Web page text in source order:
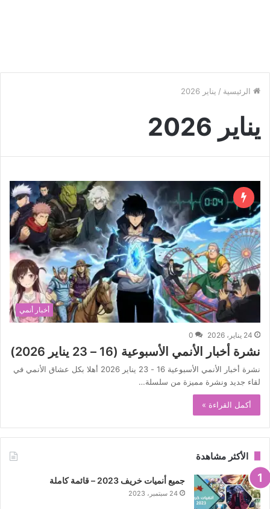
الرئيسية / يناير 2026
يناير 2026
أخبار أنمي
24 يناير، 2026 0
نشرة أخبار الأنمي الأسبوعية (16 – 23 يناير 2026)
نشرة أخبار الأنمي الأسبوعية 16 - 23 يناير 2026 أهلا بكل عشاق الأنمي في
لقاء جديد ونشرة مميزة من سلسلة…
أكمل القراءة »
الأكثر مشاهدة
جميع أنميات خريف 2023 – قائمة كاملة
24 سبتمبر، 2023